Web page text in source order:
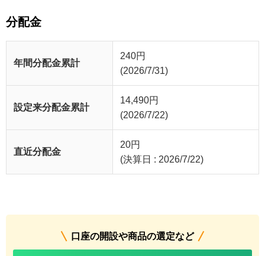
分配金
年間分配金累計
240円
(2026/7/31)
設定来分配金累計
14,490円
(2026/7/22)
直近分配金
20円
(決算日 : 2026/7/22)
口座の開設や商品の選定など